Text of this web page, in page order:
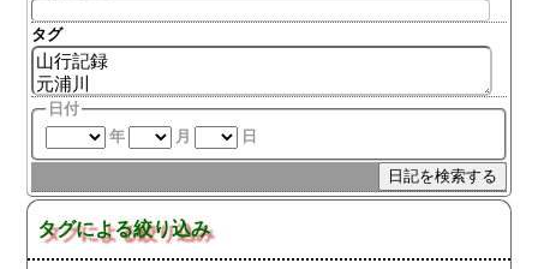
タグ
日付
年
月 日
タグによる絞り込み